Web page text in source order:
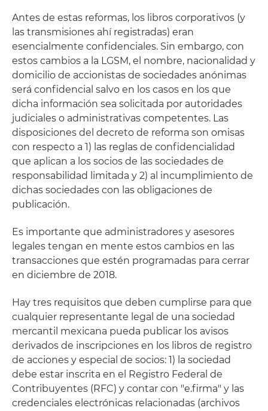
Antes de estas reformas, los libros corporativos (y
las transmisiones ahí registradas) eran
esencialmente confidenciales. Sin embargo, con
estos cambios a la LGSM, el nombre, nacionalidad y
domicilio de accionistas de sociedades anónimas
será confidencial salvo en los casos en los que
dicha información sea solicitada por autoridades
judiciales o administrativas competentes. Las
disposiciones del decreto de reforma son omisas
con respecto a 1) las reglas de confidencialidad
que aplican a los socios de las sociedades de
responsabilidad limitada y 2) al incumplimiento de
dichas sociedades con las obligaciones de
publicación.
Es importante que administradores y asesores
legales tengan en mente estos cambios en las
transacciones que estén programadas para cerrar
en diciembre de 2018.
Hay tres requisitos que deben cumplirse para que
cualquier representante legal de una sociedad
mercantil mexicana pueda publicar los avisos
derivados de inscripciones en los libros de registro
de acciones y especial de socios: 1) la sociedad
debe estar inscrita en el Registro Federal de
Contribuyentes (RFC) y contar con "e.firma" y las
credenciales electrónicas relacionadas (archivos